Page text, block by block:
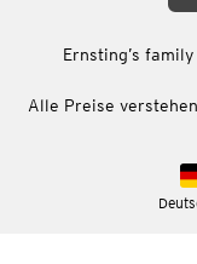
Ernsting’s
Alle Preise